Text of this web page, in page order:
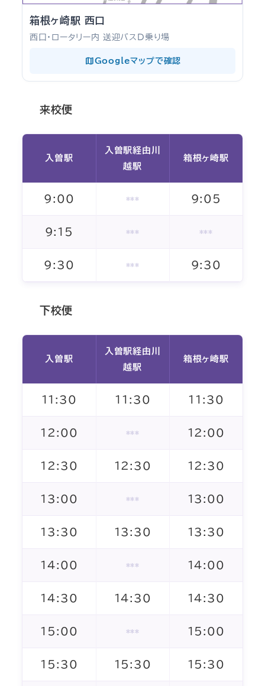
箱根ヶ崎駅 西口
西口・ロータリー内 送迎バスD乗り場
mapGoogleマップで確認
来校便
入曽駅
入曽駅経由川
越駅
箱根ヶ崎駅
9:00 *** 9:05
9:15 *** ***
9:30 *** 9:30
下校便
入曽駅
入曽駅経由川
越駅
箱根ヶ崎駅
11:30 11:30 11:30
12:00 *** 12:00
12:30 12:30 12:30
13:00 *** 13:00
13:30 13:30 13:30
14:00 *** 14:00
14:30 14:30 14:30
15:00 *** 15:00
15:30 15:30 15:30